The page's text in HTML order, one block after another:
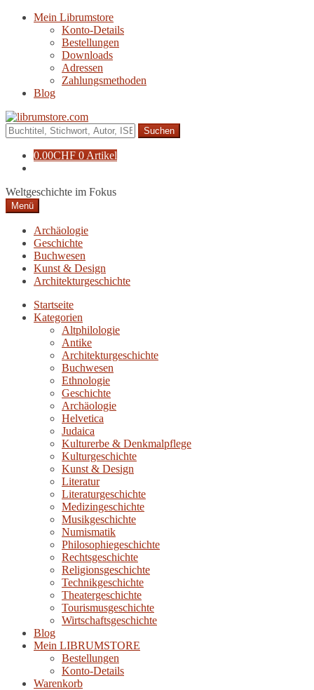
Navigation
Zum
Mein Librumstore
Konto-Details
Bestellungen
Downloads
Adressen
Zahlungsmethoden
Blog
Suche
nach:
0.00CHF 0 Artikel
Weltgeschichte im Fokus
Menü
Archäologie
Geschichte
Buchwesen
Kunst & Design
Architekturgeschichte
Startseite
Kategorien
Altphilologie
Antike
Architekturgeschichte
Buchwesen
Ethnologie
Geschichte
Archäologie
Helvetica
Judaica
Kulturerbe & Denkmalpflege
Kulturgeschichte
Kunst & Design
Literatur
Literaturgeschichte
Medizingeschichte
Musikgeschichte
Numismatik
Philosophiegeschichte
Rechtsgeschichte
Religionsgeschichte
Technikgeschichte
Theatergeschichte
Tourismusgeschichte
Wirtschaftsgeschichte
Blog
Mein LIBRUMSTORE
Bestellungen
Konto-Details
Warenkorb